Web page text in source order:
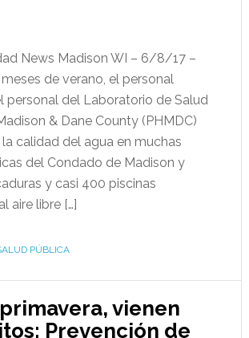
News Madison WI – 6/8/17 –
de verano, el personal
personal del Laboratorio de Salud
& Dane County (PHMDC)
calidad del agua en muchas
del Condado de Madison y
y casi 400 piscinas
aire libre […]
PÚBLICA
vienen
Prevención de